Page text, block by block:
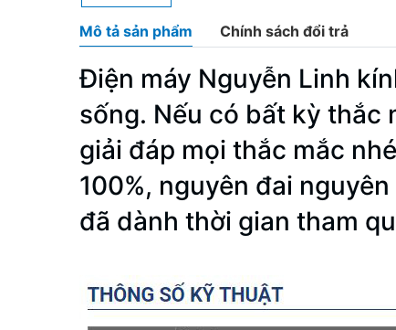
Mô tả sản phẩm Chính sách đổi trả
Điện máy Nguyễn Linh
sống. Nếu có bất kỳ thắc
giải đáp mọi thắc mắc
100%, nguyên đai
đã dành thời gian tham